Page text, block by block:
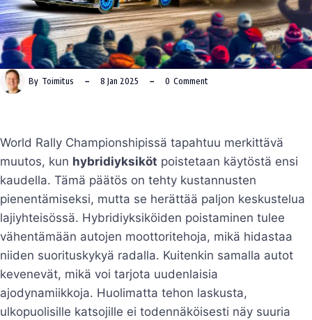
By Toimitus 8 Jan 2025 0 Comment
World Rally Championshipissä tapahtuu merkittävä
muutos, kun hybridiyksiköt poistetaan käytöstä ensi
kaudella. Tämä päätös on tehty kustannusten
pienentämiseksi, mutta se herättää paljon keskustelua
lajiyhteisössä. Hybridiyksiköiden poistaminen tulee
vähentämään autojen moottoritehoja, mikä hidastaa
niiden suorituskykyä radalla. Kuitenkin samalla autot
kevenevät, mikä voi tarjota uudenlaisia
ajodynamiikkoja. Huolimatta tehon laskusta,
ulkopuolisille katsojille ei todennäköisesti näy suuria